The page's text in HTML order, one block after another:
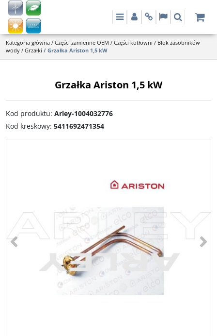
MenuPanelInfoLangSzukaj
Kategoria główna / Części zamienne OEM / Części kotłowni / Blok zasobników
wody / Grzałki / Grzałka Ariston 1,5 kW
Grzałka Ariston 1,5 kW
Kod produktu: Arley-1004032776
Kod kreskowy: 5411692471354
<